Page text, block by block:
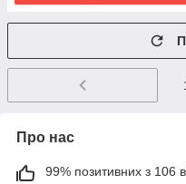
Про нас
99% позитивних з 106